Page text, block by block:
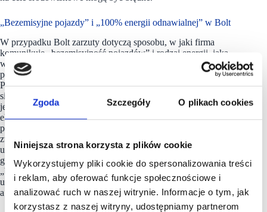
Zgoda Szczegóły O plikach cookies
Niniejsza strona korzysta z plików cookie
Wykorzystujemy pliki cookie do spersonalizowania treści
i reklam, aby oferować funkcje społecznościowe i
analizować ruch w naszej witrynie. Informacje o tym, jak
korzystasz z naszej witryny, udostępniamy partnerom
„Bezemisyjne pojazdy” i „100% energii odnawialnej” w Bolt
W przypadku Bolt zarzuty dotyczą sposobu, w jaki firma
komunikuje „bezemisyjność pojazdów” i rodzaj energii, jaką
wykorzystuje w oferowanych przez siebie usługach, takich jak
przejazdy, dostawy jedzenia, wynajem aut czy mikromobilność.
Problem zaczyna się, gdy hasło sugeruje standard, który odnosi
się tylko do pewnego aspektu prowadzonej działalności lub
jednego z etapów w całym cyklu życia pojazdów
elektrycznych. Komunikaty o „bezemisyjności/zeroemisyjności
pojazdów” – np. w ramach „Projektu zero” przy zapowiedziach
zwiększania liczby pojazdów zeroemisyjnych – mogą budować
u konsumenta poczucie, że usługi grupy Bolt są realizowane
głównie pojazdami elektrycznymi, albo że liczba
„bezemisyjnych przejazdów” jest dominująca. Tymczasem
usługi są świadczone przede wszystkim autami spalinowymi,
a udział pojazdów elektrycznych jest bardzo ograniczony.